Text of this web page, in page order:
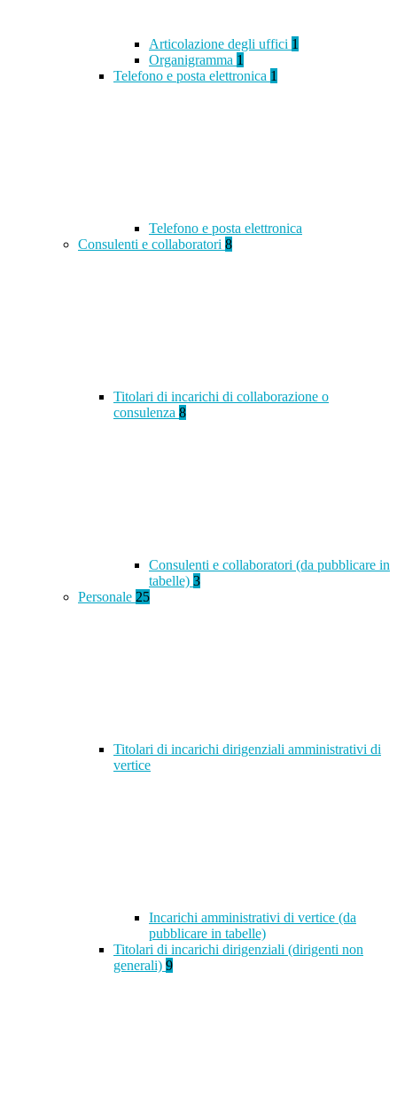
Articolazione degli uffici 1
Organigramma 1
Telefono e posta elettronica 1
Telefono e posta elettronica
Consulenti e collaboratori 8
Titolari di incarichi di collaborazione o
consulenza 8
Consulenti e collaboratori (da pubblicare in
tabelle) 3
Personale 25
Titolari di incarichi dirigenziali amministrativi di
vertice
Incarichi amministrativi di vertice (da
pubblicare in tabelle)
Titolari di incarichi dirigenziali (dirigenti non
generali) 9